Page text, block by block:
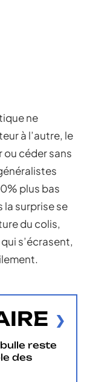
ne
à l’autre, le
ou céder sans
plus bas
la surprise se
du colis,
s’écrasent,
reste
des